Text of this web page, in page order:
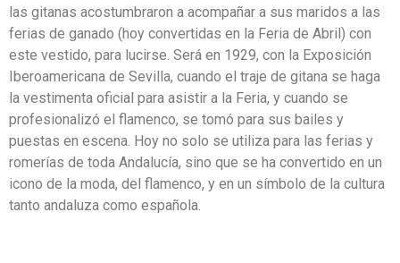
las gitanas acostumbraron a acompañar a sus maridos a las
ferias de ganado (hoy convertidas en la Feria de Abril) con
este vestido, para lucirse. Será en 1929, con la Exposición
Iberoamericana de Sevilla, cuando el traje de gitana se haga
la vestimenta oficial para asistir a la Feria, y cuando se
profesionalizó el flamenco, se tomó para sus bailes y
puestas en escena. Hoy no solo se utiliza para las ferias y
romerías de toda Andalucía, sino que se ha convertido en un
icono de la moda, del flamenco, y en un símbolo de la cultura
tanto andaluza como española.